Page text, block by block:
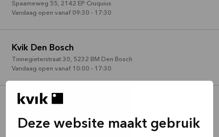
Deze website maakt gebruik
Spaarneweg 55, 2142 EP Cruquius
Vandaag open vanaf 09:30 - 17:30
Kvik Den Bosch
Tinnegieterstraat 30, 5232 BM Den Bosch
Vandaag open vanaf 10:00 - 17:30
Kvik Den Haag
Vandaag open vanaf 10:00 - 17:30